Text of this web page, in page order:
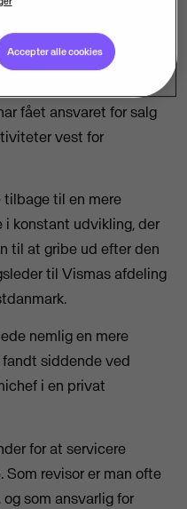
endnu mere skub
i Vestdanmark.
og Kolding hedder
over efter Bo
fået ansvaret for salg
vest for
til en mere
i konstant udvikling, der
til at gribe ud efter den
til Vismas afdeling
nemlig en mere
siddende ved
i en privat
for at servicere
Som revisor er man ofte
som ansvarlig for
Accepter alle cookies